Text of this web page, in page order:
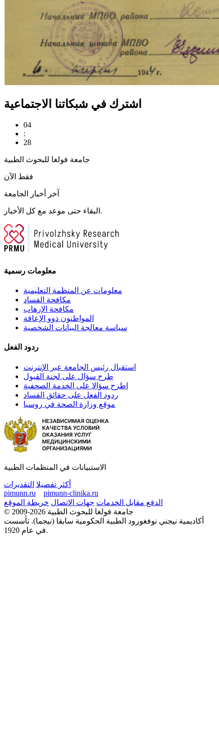
اشترك في شبكاتنا الاجتماعية
04
:
28
جامعة فولغا للبحوث الطبية
فقط الآن
آخر أخبار الجامعة
البقاء حتى موعد مع كل الأخبار.
معلومات رسمية
معلومات عن المنظمة التعليمية
مكافحة الفساد
مكافحة الإرهاب
المواطنون ذوو الإعاقة
سياسة معالجة البيانات الشخصية
ردود الفعل
استقبال رئيس الجامعة عبر الإنترنت
طرح سؤال على لجنة القبول
اطرح سؤالا على الخدمة الصحفية
ردود الفعل على حقائق الفساد
موقع وزارة الصحة في روسيا
الاستبيانات في المنظمات الطبية
أكثر تفصيلا التقديرات
pimunn.ru
pimunn-clinika.ru
الدفع مقابل الخدمات جهات الاتصال خريطة الموقع
© 2009-2026 جامعة فولغا للبحوث الطبية
أكاديمية نيجني نوفغورود الطبية الحكومية سابقا (نيجما). تأسست
في عام 1920.